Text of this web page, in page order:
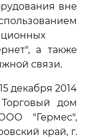
вне
а также
связи.
декабря 2014
дом
"Гермес",
край, г.